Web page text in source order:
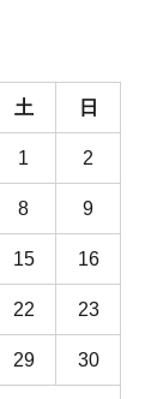
土 日
1 2
8 9
15 16
22 23
29 30